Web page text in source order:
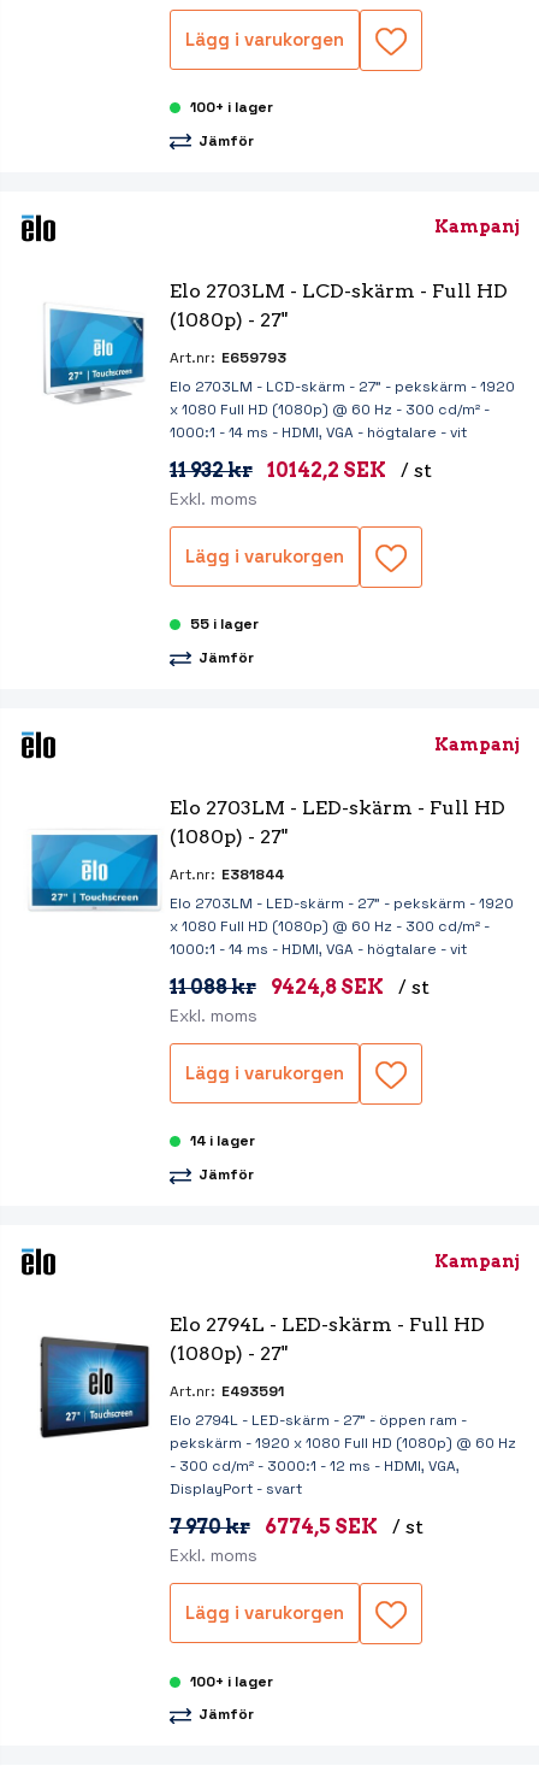
Lägg i varukorgen
100+ i lager
Jämför
Kampanj
Elo 2703LM - LCD-skärm - Full HD
(1080p) - 27"
Art.nr: E659793
Elo 2703LM - LCD-skärm - 27" - pekskärm - 1920
x 1080 Full HD (1080p) @ 60 Hz - 300 cd/m² -
1000:1 - 14 ms - HDMI, VGA - högtalare - vit
11 932 kr 10142,2 SEK / st
Exkl. moms
Lägg i varukorgen
55 i lager
Jämför
Kampanj
Elo 2703LM - LED-skärm - Full HD
(1080p) - 27"
Art.nr: E381844
Elo 2703LM - LED-skärm - 27" - pekskärm - 1920
x 1080 Full HD (1080p) @ 60 Hz - 300 cd/m² -
1000:1 - 14 ms - HDMI, VGA - högtalare - vit
11 088 kr 9424,8 SEK / st
Exkl. moms
Lägg i varukorgen
14 i lager
Jämför
Kampanj
Elo 2794L - LED-skärm - Full HD
(1080p) - 27"
Art.nr: E493591
Elo 2794L - LED-skärm - 27" - öppen ram -
pekskärm - 1920 x 1080 Full HD (1080p) @ 60 Hz
- 300 cd/m² - 3000:1 - 12 ms - HDMI, VGA,
DisplayPort - svart
7 970 kr 6774,5 SEK / st
Exkl. moms
Lägg i varukorgen
100+ i lager
Jämför